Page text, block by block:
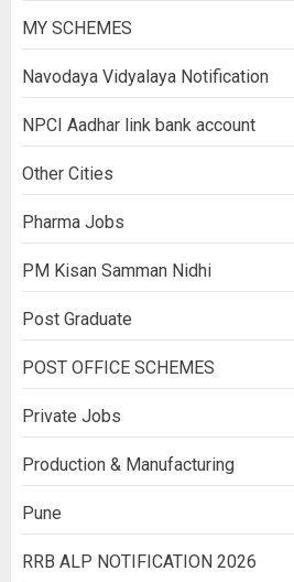
MY SCHEMES
Navodaya Vidyalaya Notification
NPCI Aadhar link bank account
Other Cities
Pharma Jobs
PM Kisan Samman Nidhi
Post Graduate
POST OFFICE SCHEMES
Private Jobs
Production & Manufacturing
Pune
RRB ALP NOTIFICATION 2026